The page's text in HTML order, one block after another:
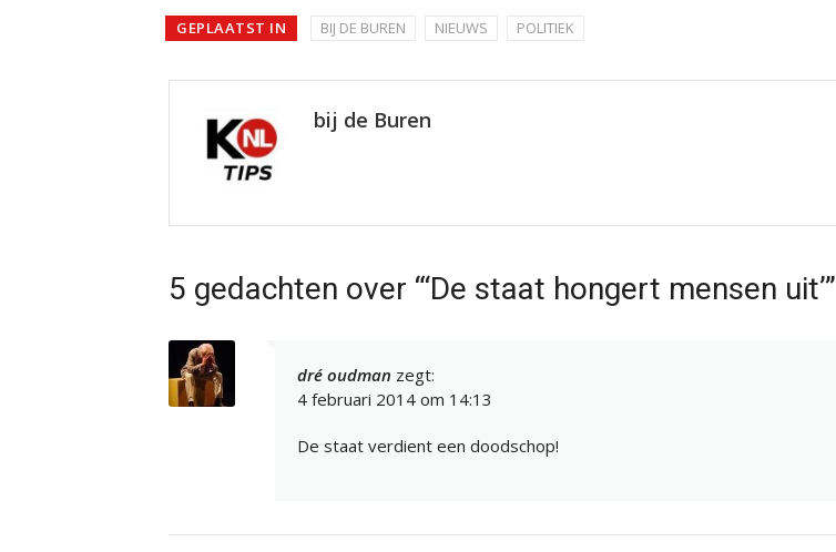
GEPLAATST IN BIJ DE BUREN NIEUWS POLITIEK
bij de Buren
5 gedachten over “‘De staat hongert mensen uit’”
dré oudman zegt:
4 februari 2014 om 14:13
De staat verdient een doodschop!